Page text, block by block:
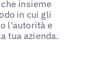
insieme
in cui gli
l'autorità e
tua azienda.